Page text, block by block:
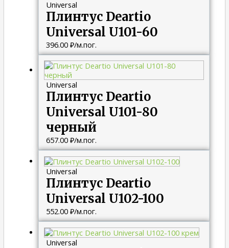
Universal
Плинтус Deartio
Universal U101-60
396.00 ₽/м.пог.
Universal
Плинтус Deartio
Universal U101-80
черный
657.00 ₽/м.пог.
Universal
Плинтус Deartio
Universal U102-100
552.00 ₽/м.пог.
Universal